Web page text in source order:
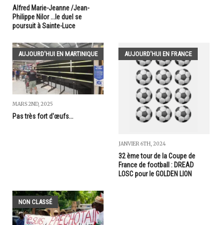
Alfred Marie-Jeanne /Jean-
Philippe Nilor ...le duel se
poursuit à Sainte-Luce
AUJOURD'HUI EN MARTINIQUE
MARS 2ND, 2025
Pas très fort d'œufs...
AUJOURD'HUI EN FRANCE
JANVIER 6TH, 2024
32 ème tour de la Coupe de
France de football : DREAD
LOSC pour le GOLDEN LION
NON CLASSÉ